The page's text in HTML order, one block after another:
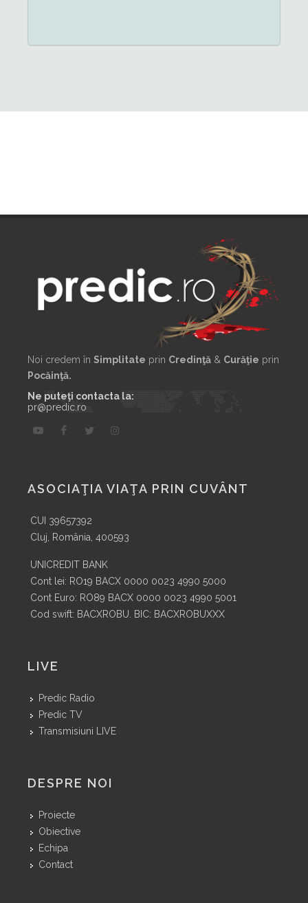
Noi credem în Simplitate prin Credinţă & Curăţie prin
Pocăinţă.
Ne puteţi contacta la:
pr@predic.ro
ASOCIAŢIA VIAŢA PRIN CUVÂNT
CUI 39657392
Cluj, România, 400593
UNICREDIT BANK
Cont lei: RO19 BACX 0000 0023 4990 5000
Cont Euro: RO89 BACX 0000 0023 4990 5001
Cod swift: BACXROBU. BIC: BACXROBUXXX
LIVE
Predic Radio
Predic TV
Transmisiuni LIVE
DESPRE NOI
Proiecte
Obiective
Echipa
Contact